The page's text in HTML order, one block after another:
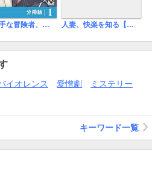
育成上手な冒険者、幼女を拾い、セカンドライフを育児に捧げる【分冊版】（ノヴァコミックス） 人妻、快楽を知る【フルカラー版】
イオレンス 愛憎劇
ミステリー
キーワード一覧